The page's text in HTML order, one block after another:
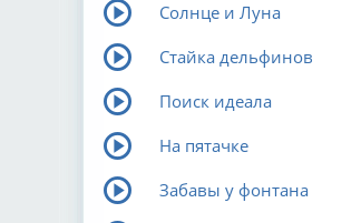
Солнце и Луна
Стайка дельфинов
Поиск идеала
На пятачке
Забавы у фонтана